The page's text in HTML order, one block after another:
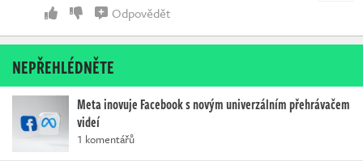
Odpovědět
NEPŘEHLÉDNĚTE
Meta inovuje Facebook s novým univerzálním přehrávačem
videí
1 komentářů